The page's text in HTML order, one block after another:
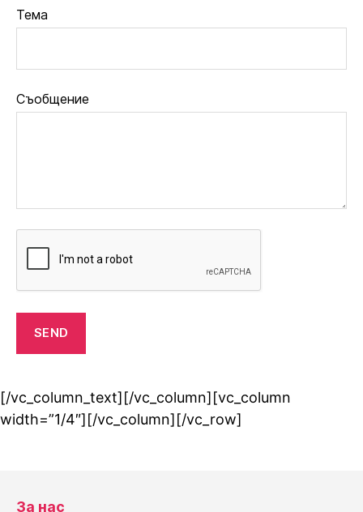
Тема
Съобщение
[/vc_column_text][/vc_column][vc_column
width=”1/4″][/vc_column][/vc_row]
За нас